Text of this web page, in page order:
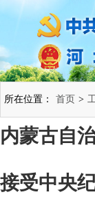
所在位置： 首页 >
内蒙古自
接受中央